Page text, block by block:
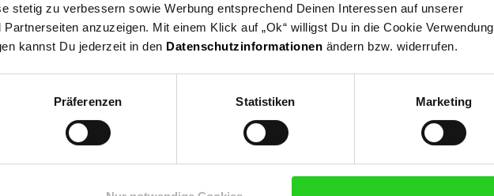
stetig zu verbessern sowie Werbung entsprechend Deinen Interessen auf unserer
anzuzeigen. Mit einem Klick auf „Ok“ willigst Du in die Cookie Verwendung
kannst Du jederzeit in den Datenschutzinformationen ändern bzw. widerrufen.
Präferenzen Statistiken Marketing